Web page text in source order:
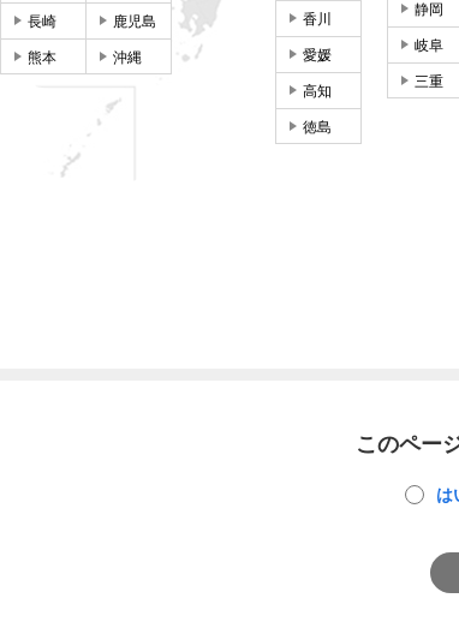
静岡
岐阜
三重
香川
愛媛
高知
徳島
長崎 鹿児島
熊本 沖縄
このペー
は